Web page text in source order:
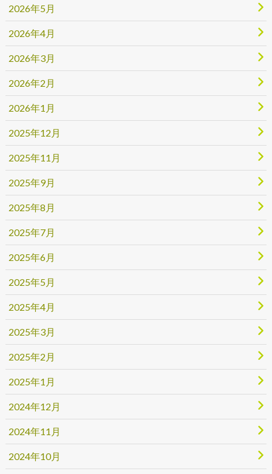
2026年5月
2026年4月
2026年3月
2026年2月
2026年1月
2025年12月
2025年11月
2025年9月
2025年8月
2025年7月
2025年6月
2025年5月
2025年4月
2025年3月
2025年2月
2025年1月
2024年12月
2024年11月
2024年10月